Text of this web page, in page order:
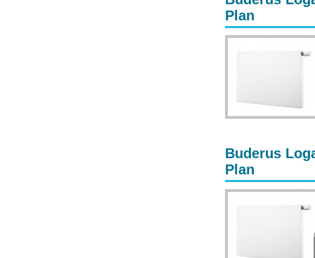
Plan
Buderus
Plan